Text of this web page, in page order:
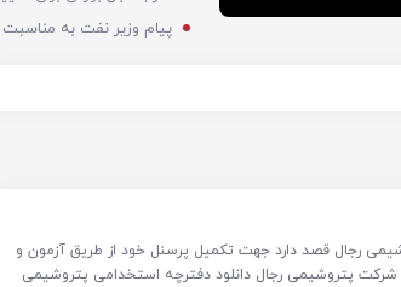
رجال قصد دارد جهت تکمیل پرسنل خود از طریق آزمون و
شرکت پتروشیمی رجال دانلود دفترچه استخدامی پتروشیمی